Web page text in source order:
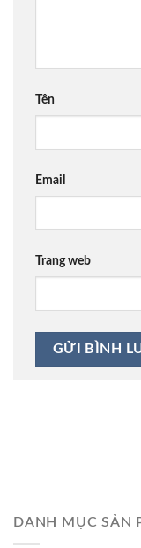
Tên
Email
Trang web
DANH MỤC SẢN